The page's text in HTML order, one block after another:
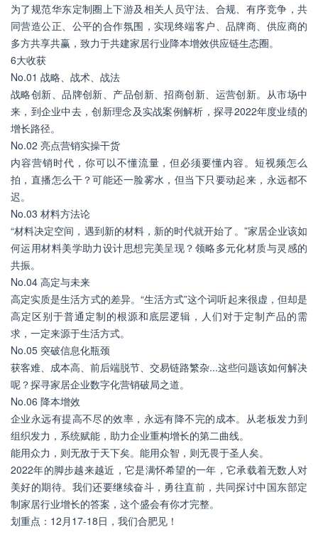
为了规范华东定制圈上下游及相关人员守法、合规、有序竞争，共
同营造公正、公平的合作氛围，实现终端客户、品牌商、供应商的
多方共享共赢，致力于共建家居行业降本增效供应链生态圈。
6大收获
No.01 战略、战术、战法
战略创新、品牌创新、产品创新、招商创新、运营创新。从市场中
来，到企业中去，创新理念及实战案例解析，探寻2022年度业绩的
增长路径。
No.02 亮点营销实操干货
内容营销时代，你可以不懂流量，但必须要懂内容。短视频怎么
拍，直播怎么干？可能还一脸雾水，但当下只要动起来，永远都不
迟。
No.03 材料方法论
“材料决定空间，遇到新的材料，新的时代就开始了。”家居企业该如
何运用材料美学助力设计思想完美呈现？领略多元化材质与灵感的
共振。
No.04 高定与未来
高定实质是生活方式的差异。“生活方式”这个词听起来很虚，但却是
高定区别于普通定制的根源和底层逻辑，人们对于定制产品的需
求，一定来源于生活方式。
No.05 突破信息化瓶颈
获客难、成本高、前后端脱节、交易链路繁杂...这些问题该如何解决
呢？探寻家居企业数字化营销破局之道。
No.06 降本增效
企业永远有提高不尽的效率，永远有降不完的成本。从老板发力到
组织发力，系统赋能，助力企业重构增长的第二曲线。
能用众力，则无敌于天下矣。能用众智，则无畏于圣人矣。
2022年的脚步越来越近，它是满怀希望的一年，它承载着无数人对
美好的期待。我们还要继续奋斗，勇往直前，共同探讨中国东部定
制家居行业增长的答案，这个盛会有你才完整。
划重点：12月17-18日，我们合肥见！